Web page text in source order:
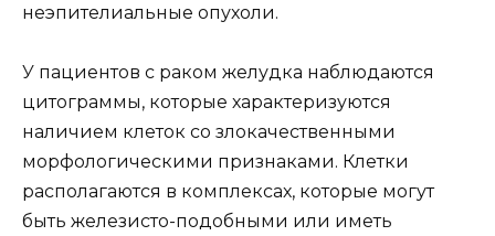
неэпителиальные опухоли.
У пациентов с раком желудка наблюдаются
цитограммы, которые характеризуются
наличием клеток со злокачественными
морфологическими признаками. Клетки
располагаются в комплексах, которые могут
быть железисто-подобными или иметь